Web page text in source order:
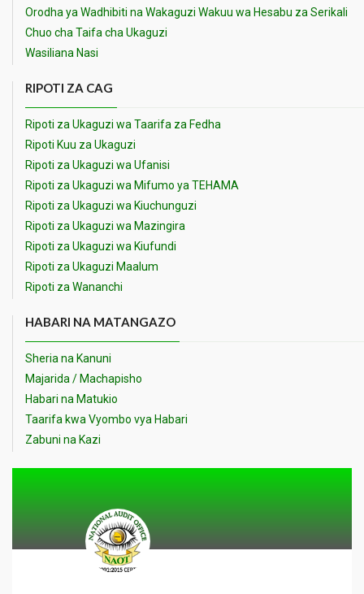
Orodha ya Wadhibiti na Wakaguzi Wakuu wa Hesabu za Serikali
Chuo cha Taifa cha Ukaguzi
Wasiliana Nasi
RIPOTI ZA CAG
Ripoti za Ukaguzi wa Taarifa za Fedha
Ripoti Kuu za Ukaguzi
Ripoti za Ukaguzi wa Ufanisi
Ripoti za Ukaguzi wa Mifumo ya TEHAMA
Ripoti za Ukaguzi wa Kiuchunguzi
Ripoti za Ukaguzi wa Mazingira
Ripoti za Ukaguzi wa Kiufundi
Ripoti za Ukaguzi Maalum
Ripoti za Wananchi
HABARI NA MATANGAZO
Sheria na Kanuni
Majarida / Machapisho
Habari na Matukio
Taarifa kwa Vyombo vya Habari
Zabuni na Kazi